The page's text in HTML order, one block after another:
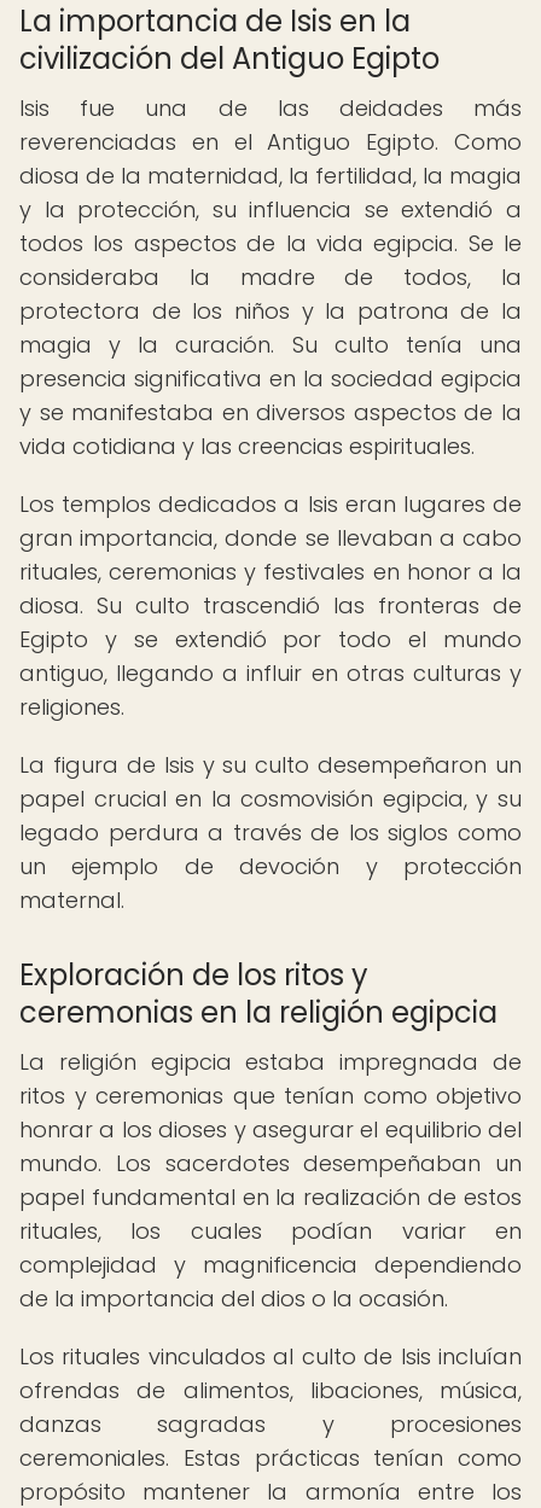
La importancia de Isis en la
civilización del Antiguo Egipto
Isis fue una de las deidades más
reverenciadas en el Antiguo Egipto. Como
diosa de la maternidad, la fertilidad, la magia
y la protección, su influencia se extendió a
todos los aspectos de la vida egipcia. Se le
consideraba la madre de todos, la
protectora de los niños y la patrona de la
magia y la curación. Su culto tenía una
presencia significativa en la sociedad egipcia
y se manifestaba en diversos aspectos de la
vida cotidiana y las creencias espirituales.
Los templos dedicados a Isis eran lugares de
gran importancia, donde se llevaban a cabo
rituales, ceremonias y festivales en honor a la
diosa. Su culto trascendió las fronteras de
Egipto y se extendió por todo el mundo
antiguo, llegando a influir en otras culturas y
religiones.
La figura de Isis y su culto desempeñaron un
papel crucial en la cosmovisión egipcia, y su
legado perdura a través de los siglos como
un ejemplo de devoción y protección
maternal.
Exploración de los ritos y
ceremonias en la religión egipcia
La religión egipcia estaba impregnada de
ritos y ceremonias que tenían como objetivo
honrar a los dioses y asegurar el equilibrio del
mundo. Los sacerdotes desempeñaban un
papel fundamental en la realización de estos
rituales, los cuales podían variar en
complejidad y magnificencia dependiendo
de la importancia del dios o la ocasión.
Los rituales vinculados al culto de Isis incluían
ofrendas de alimentos, libaciones, música,
danzas sagradas y procesiones
ceremoniales. Estas prácticas tenían como
propósito mantener la armonía entre los